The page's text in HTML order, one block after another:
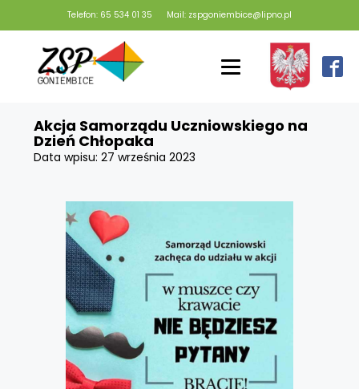
Telefon: 65 534 01 35 Mail: zspgoniembice@lipno.pl
Akcja Samorządu Uczniowskiego na
Dzień Chłopaka
Data wpisu:27 września 2023